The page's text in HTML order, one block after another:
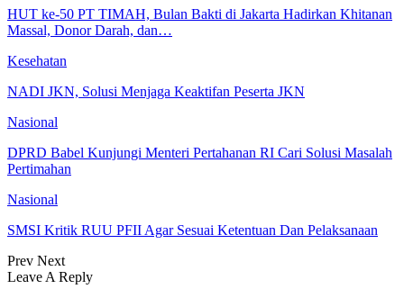
HUT ke-50 PT TIMAH, Bulan Bakti di Jakarta Hadirkan Khitanan
Massal, Donor Darah, dan…
Kesehatan
NADI JKN, Solusi Menjaga Keaktifan Peserta JKN
Nasional
DPRD Babel Kunjungi Menteri Pertahanan RI Cari Solusi Masalah
Pertimahan
Nasional
SMSI Kritik RUU PFII Agar Sesuai Ketentuan Dan Pelaksanaan
Prev Next
Leave A Reply